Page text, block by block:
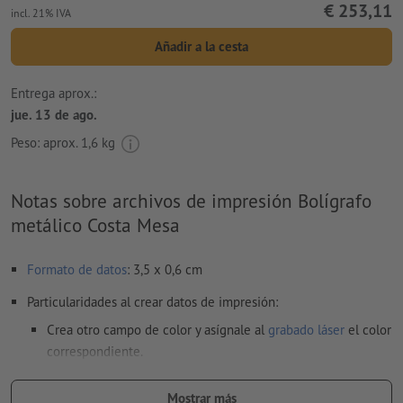
incl. 21% IVA € 253,11
Añadir a la cesta
Entrega aprox.:
jue. 13 de ago.
Peso: aprox. 1,6 kg
Notas sobre archivos de impresión Bolígrafo
metálico Costa Mesa
Formato de datos: 3,5 x 0,6 cm
Particularidades al crear datos de impresión:
Crea otro campo de color y asígnale al grabado láser el color
correspondiente.
denominación del campo del color: «Laser»
Mostrar más